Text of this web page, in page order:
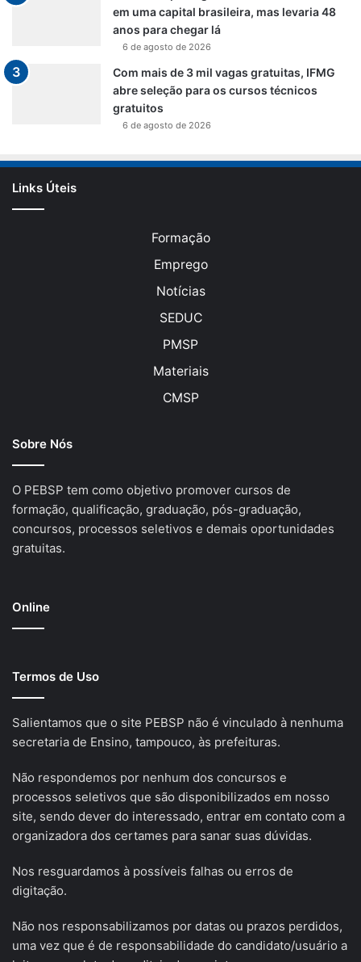
em uma capital brasileira, mas levaria 48
anos para chegar lá
6 de agosto de 2026
Com mais de 3 mil vagas gratuitas, IFMG
abre seleção para os cursos técnicos
gratuitos
6 de agosto de 2026
Links Úteis
Formação
Emprego
Notícias
SEDUC
PMSP
Materiais
CMSP
Sobre Nós
O PEBSP tem como objetivo promover cursos de
formação, qualificação, graduação, pós-graduação,
concursos, processos seletivos e demais oportunidades
gratuitas.
Online
Termos de Uso
Salientamos que o site PEBSP não é vinculado à nenhuma
secretaria de Ensino, tampouco, às prefeituras.
Não respondemos por nenhum dos concursos e
processos seletivos que são disponibilizados em nosso
site, sendo dever do interessado, entrar em contato com a
organizadora dos certames para sanar suas dúvidas.
Nos resguardamos à possíveis falhas ou erros de
digitação.
Não nos responsabilizamos por datas ou prazos perdidos,
uma vez que é de responsabilidade do candidato/usuário a